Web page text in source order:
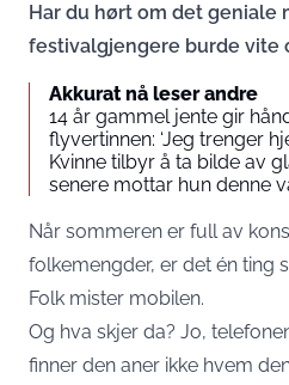
Har du hørt om det geniale
festivalgjengere burde vite
Akkurat nå leser andre
14 år gammel jente gir
flyvertinnen: ‘Jeg trenger
Kvinne tilbyr å ta bilde av
senere mottar hun denne
Når sommeren er full av
folkemengder, er det én ting
Folk mister mobilen.
Og hva skjer da? Jo,
finner den aner ikke hvem